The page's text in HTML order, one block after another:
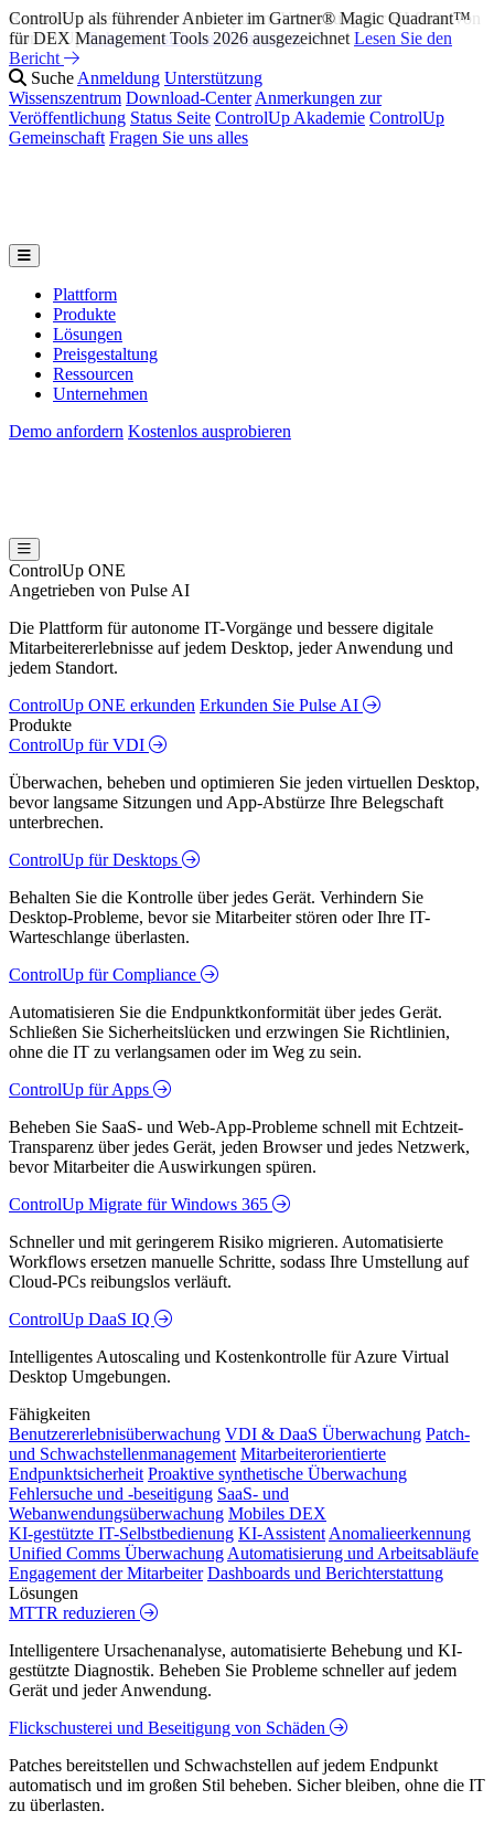
ControlUp als führender Anbieter im Gartner® Magic Quadrant™
für DEX Management Tools 2026 ausgezeichnet Lesen Sie den
Bericht
Reparieren Sie es, bevor sie es spüren: Vorstellung der KI-Suite von
ControlUpSehen Sie sich das Webinar an
Suche Anmeldung Unterstützung
Wissenszentrum Download-Center Anmerkungen zur
Veröffentlichung Status Seite ControlUp Akademie ControlUp
Gemeinschaft Fragen Sie uns alles
Plattform
Produkte
Lösungen
Preisgestaltung
Ressourcen
Unternehmen
Demo anfordern Kostenlos ausprobieren
ControlUp ONE
Angetrieben von Pulse AI
Die Plattform für autonome IT-Vorgänge und bessere digitale
Mitarbeitererlebnisse auf jedem Desktop, jeder Anwendung und
jedem Standort.
ControlUp ONE erkunden Erkunden Sie Pulse AI
Produkte
ControlUp für VDI
Überwachen, beheben und optimieren Sie jeden virtuellen Desktop,
bevor langsame Sitzungen und App-Abstürze Ihre Belegschaft
unterbrechen.
ControlUp für Desktops
Behalten Sie die Kontrolle über jedes Gerät. Verhindern Sie
Desktop-Probleme, bevor sie Mitarbeiter stören oder Ihre IT-
Warteschlange überlasten.
ControlUp für Compliance
Automatisieren Sie die Endpunktkonformität über jedes Gerät.
Schließen Sie Sicherheitslücken und erzwingen Sie Richtlinien,
ohne die IT zu verlangsamen oder im Weg zu sein.
ControlUp für Apps
Beheben Sie SaaS- und Web-App-Probleme schnell mit Echtzeit-
Transparenz über jedes Gerät, jeden Browser und jedes Netzwerk,
bevor Mitarbeiter die Auswirkungen spüren.
ControlUp Migrate für Windows 365
Schneller und mit geringerem Risiko migrieren. Automatisierte
Workflows ersetzen manuelle Schritte, sodass Ihre Umstellung auf
Cloud-PCs reibungslos verläuft.
ControlUp DaaS IQ
Intelligentes Autoscaling und Kostenkontrolle für Azure Virtual
Desktop Umgebungen.
Fähigkeiten
Benutzererlebnisüberwachung VDI & DaaS Überwachung Patch-
und Schwachstellenmanagement Mitarbeiterorientierte
Endpunktsicherheit Proaktive synthetische Überwachung
Fehlersuche und -beseitigung SaaS- und
Webanwendungsüberwachung Mobiles DEX
KI-gestützte IT-Selbstbedienung KI-Assistent Anomalieerkennung
Unified Comms Überwachung Automatisierung und Arbeitsabläufe
Engagement der Mitarbeiter Dashboards und Berichterstattung
Lösungen
MTTR reduzieren
Intelligentere Ursachenanalyse, automatisierte Behebung und KI-
gestützte Diagnostik. Beheben Sie Probleme schneller auf jedem
Gerät und jeder Anwendung.
Flickschusterei und Beseitigung von Schäden
Patches bereitstellen und Schwachstellen auf jedem Endpunkt
automatisch und im großen Stil beheben. Sicher bleiben, ohne die IT
zu überlasten.